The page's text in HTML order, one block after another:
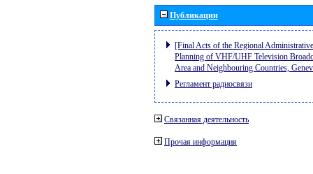
Публикации
[Final Acts of the Regional
Planning of VHF/UHF Television
Area and Neighbouring Countries,
Регламент радиосвязи
Связанная деятельность
Прочая информация